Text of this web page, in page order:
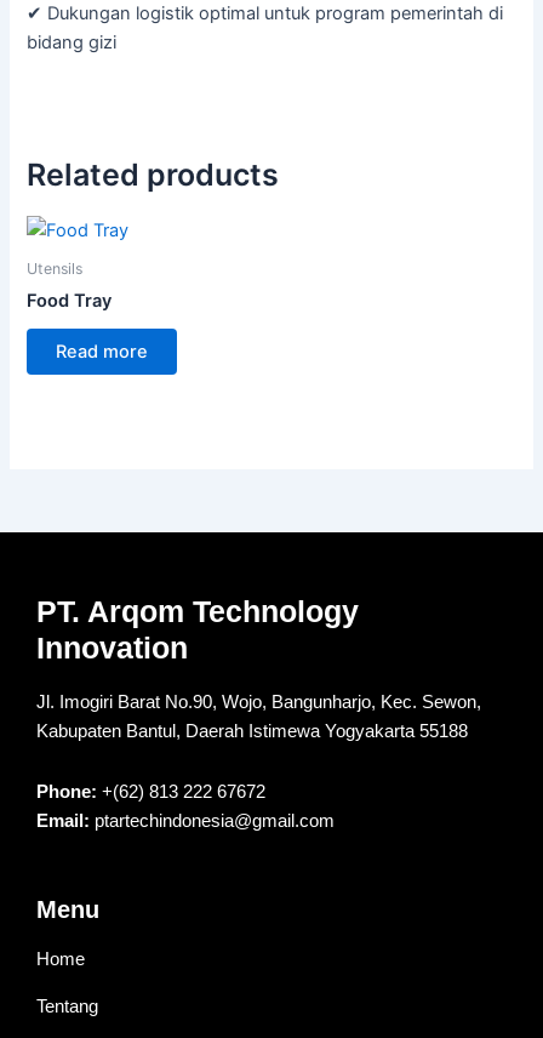
✔ Dukungan logistik optimal untuk program pemerintah di
bidang gizi
Related products
Utensils
Food Tray
Read more
PT. Arqom Technology
Innovation
Jl. Imogiri Barat No.90, Wojo, Bangunharjo, Kec. Sewon,
Kabupaten Bantul, Daerah Istimewa Yogyakarta 55188
Phone: +(62) 813 222 67672
Email: ptartechindonesia@gmail.com
Menu
Home
Tentang